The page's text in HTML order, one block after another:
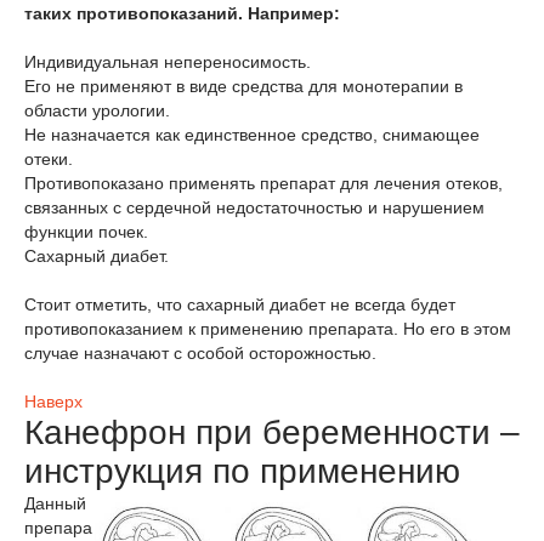
таких противопоказаний. Например:
Индивидуальная непереносимость.
Его не применяют в виде средства для монотерапии в
области урологии.
Не назначается как единственное средство, снимающее
отеки.
Противопоказано применять препарат для лечения отеков,
связанных с сердечной недостаточностью и нарушением
функции почек.
Сахарный диабет.
Стоит отметить, что сахарный диабет не всегда будет
противопоказанием к применению препарата. Но его в этом
случае назначают с особой осторожностью.
Наверх
Канефрон при беременности –
инструкция по применению
Данный
препара